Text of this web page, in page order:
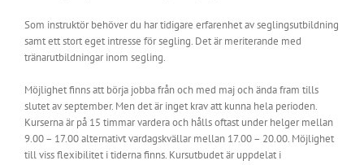
Som instruktör behöver du har tidigare erfarenhet av seglingsutbildning
samt ett stort eget intresse för segling. Det är meriterande med
tränarutbildningar inom segling.
Möjlighet finns att börja jobba från och med maj och ända fram tills
slutet av september. Men det är inget krav att kunna hela perioden.
Kurserna är på 15 timmar vardera och hålls oftast under helger mellan
9.00 – 17.00 alternativt vardagskvällar mellan 17.00 – 20.00. Möjlighet
till viss flexibilitet i tiderna finns. Kursutbudet är uppdelat i